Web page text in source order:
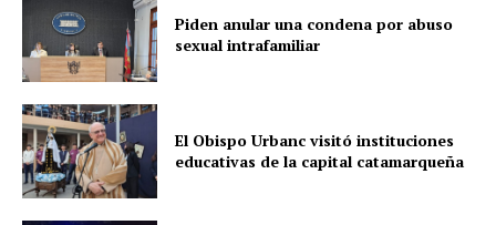
Piden anular una condena por abuso
sexual intrafamiliar
El Obispo Urbanc visitó instituciones
educativas de la capital catamarqueña